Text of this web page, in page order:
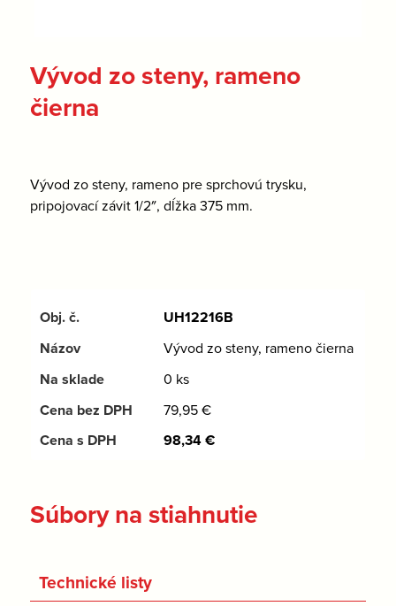
Vývod zo steny, rameno
čierna
Vývod zo steny, rameno pre sprchovú trysku,
pripojovací závit 1/2″, dĺžka 375 mm.
UH12216B
Vývod zo steny, rameno čierna
0 ks
79,95€
98,34€
Súbory na stiahnutie
Technické listy